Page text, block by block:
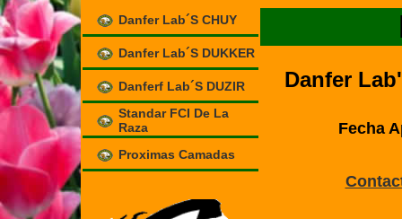
Danfer Lab´s CHUY
Danfer Lab´s DUKKER
Danferf Lab´s DUZIR
Standar FCI De La
Raza
Proximas Camadas
Danfer
Fecha